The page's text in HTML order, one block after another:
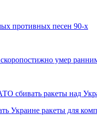
противных песен 90-х
умер
сбивать ракеты над
Украине ракеты для